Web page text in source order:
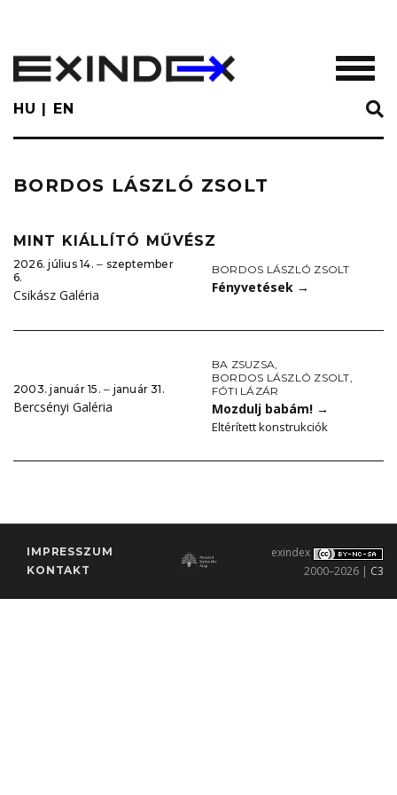
main
content
HU EN
BORDOS LÁSZLÓ ZSOLT
MINT KIÁLLÍTÓ MŰVÉSZ
2026. július 14. ‒ szeptember
6.
Csikász Galéria
BORDOS LÁSZLÓ ZSOLT
Fényvetések →
2003. január 15. ‒ január 31.
Bercsényi Galéria
BA ZSUZSA,
BORDOS LÁSZLÓ ZSOLT,
FÓTI LÁZÁR
Mozdulj babám! →
Eltérített konstrukciók
IMPRESSZUM
KONTAKT
exindex
2000–2026 | C3